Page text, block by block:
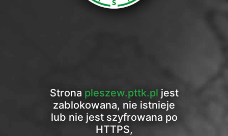
Strona pleszew.pttk.pl jest
zablokowana, nie istnieje
lub nie jest szyfrowana po
HTTPS,